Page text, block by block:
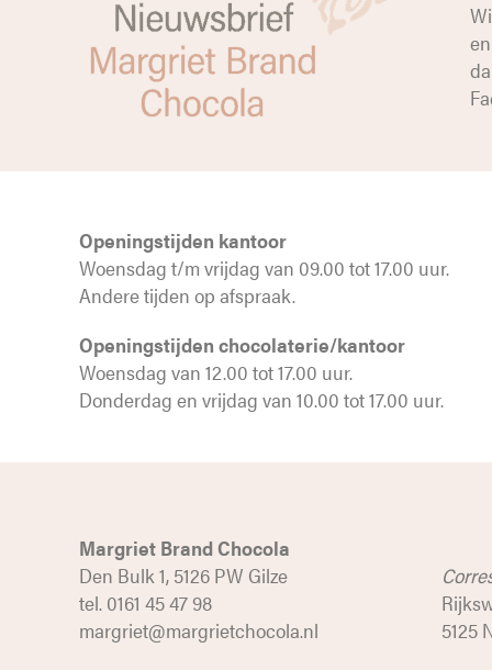
Openingstijden kantoor
Woensdag t/m vrijdag van 09.00 tot 17.00 uur.
Andere tijden op afspraak.
Openingstijden chocolaterie/kantoor
Woensdag van 12.00 tot 17.00 uur.
Donderdag en vrijdag van 10.00 tot 17.00 uur.
Margriet Brand Chocola
Den Bulk 1, 5126 PW Gilze
tel. 0161 45 47 98
margriet@margrietchocola.nl
5125